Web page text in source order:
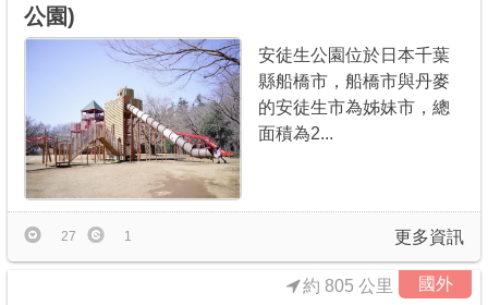
公園)
安徒生公園位於日本千葉
縣船橋市，船橋市與丹麥
的安徒生市為姊妹市，總
面積為2...
更多資訊
27 1
國外
約 805 公里